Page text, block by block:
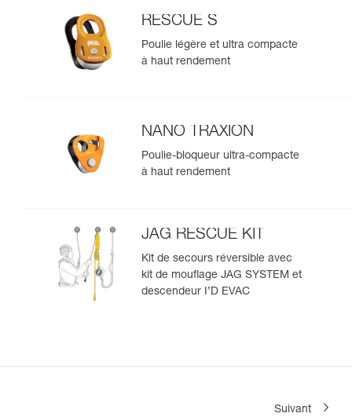
RESCUE S
Poulie légère et ultra compacte
à haut rendement
NANO TRAXION
Poulie-bloqueur ultra-compacte
à haut rendement
JAG RESCUE KIT
Kit de secours réversible avec
kit de mouflage JAG SYSTEM et
descendeur I’D EVAC
Suivant